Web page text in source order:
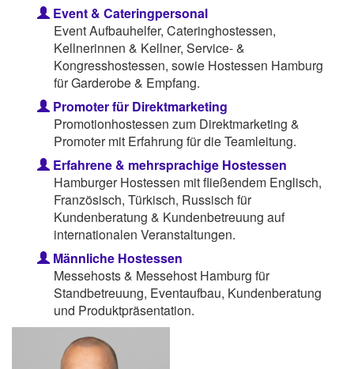
Event & Cateringpersonal
Event Aufbauhelfer, Cateringhostessen,
Kellnerinnen & Kellner, Service- &
Kongresshostessen, sowie Hostessen Hamburg
für Garderobe & Empfang.
Promoter für Direktmarketing
Promotionhostessen zum Direktmarketing &
Promoter mit Erfahrung für die Teamleitung.
Erfahrene & mehrsprachige Hostessen
Hamburger Hostessen mit fließendem Englisch,
Französisch, Türkisch, Russisch für
Kundenberatung & Kundenbetreuung auf
internationalen Veranstaltungen.
Männliche Hostessen
Messehosts & Messehost Hamburg für
Standbetreuung, Eventaufbau, Kundenberatung
und Produktpräsentation.